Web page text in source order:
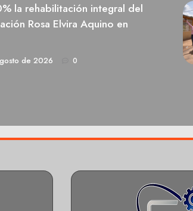
la rehabilitación integral del
Rosa Elvira Aquino en
de 2026 0